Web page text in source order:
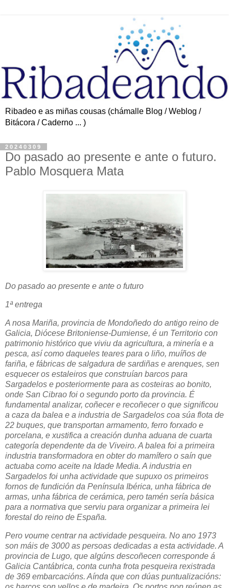
Ribadeo e as miñas cousas (chámalle Blog / Weblog /
Bitácora / Caderno ... )
20240309
Do pasado ao presente e ante o futuro.
Pablo Mosquera Mata
Do pasado ao presente e ante o futuro
1ª entrega
A nosa Mariña, provincia de Mondoñedo do antigo reino de
Galicia, Diócese Britoniense-Dumiense, é un Territorio con
patrimonio histórico que viviu da agricultura, a minería e a
pesca, así como daqueles teares para o liño, muíños de
fariña, e fábricas de salgadura de sardiñas e arenques, sen
esquecer os estaleiros que construían barcos para
Sargadelos e posteriormente para as costeiras ao bonito,
onde San Cibrao foi o segundo porto da provincia. É
fundamental analizar, coñecer e recoñecer o que significou
a caza da balea e a industria de Sargadelos coa súa flota de
22 buques, que transportan armamento, ferro forxado e
porcelana, e xustifica a creación dunha aduana de cuarta
categoría dependente da de Viveiro. A balea foi a primeira
industria transformadora en obter do mamífero o saín que
actuaba como aceite na Idade Media. A industria en
Sargadelos foi unha actividade que supuxo os primeiros
fornos de fundición da Península Ibérica, unha fábrica de
armas, unha fábrica de cerámica, pero tamén sería básica
para a normativa que serviu para organizar a primeira lei
forestal do reino de España.
Pero voume centrar na actividade pesqueira. No ano 1973
son máis de 3000 as persoas dedicadas a esta actividade. A
provincia de Lugo, que algúns descoñecen corresponde á
Galicia Cantábrica, conta cunha frota pesqueira rexistrada
de 369 embarcacións. Aínda que con dúas puntualizacións: